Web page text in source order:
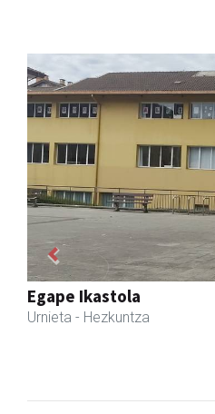
Egape Ikastola
Urnieta - Hezkuntza
Previous